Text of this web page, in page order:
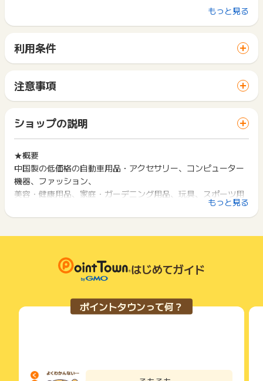
・却下条件：キャンセル・返金・虚偽、いたずら、未入金は対
※本広告は以下に関する調査依頼を一切お受けできません。
のうえご利用ください。
・獲得予定ポイントに反映されない
・非承認理由
※ポイントに関するお問い合わせは、
ポイントタウンのサポート
までお問い合わせください。ポイントについて、広告主に直接
ざいます。
もっと見る
利用条件
サイトに移動してからお申し込みやお買い物が完了するまでの
間に、同じブラウザ（※）で他のサイトに移動した場合はポイン
ト獲得ができません。
「 ショッピングでポイントGET 」ボタンを押した時とサービ
ス・お買い物利用時で、デバイス・ブラウザが異なる場合はポ
イント獲得ができません。
2回以上同じお買い物・サービスをご利用される場合は、毎回
ポイントタウンに戻り、「 ショッピングでポイントGET 」ボ
タンを押してからご利用ください。
下記の事項に該当する場合、広告主側で対象外とみなし、「獲
い物を複数回ご利用された場合
て一度でも同サービス・お買い物を利用されたことがある場合
ご利用前には、Cookieの削除をおこなっていただくことを推奨
サービス・お買い物利用時にお電話など2つ以上の申し込み方
法がある場合、必ずサイト上のWEBフォームからお申し込みく
了などのメールは、ポイント獲得するまで必ず保管してくださ
注意事項
一部のサービスにつきましては、1商品につき10円単位の金額
は切り捨てとなります。
ポイント獲得が1ポイント未満のものは切り捨てとなり、ポイ
ント履歴には記載されません。
原則として広告主側のポイント等を利用して支払われた金額分
につきましては、ポイントタウンのポイント獲得の対象には含
まれません。
広告主が運営しているサービスの都合もしくは会員様の都合で
商品の交換や一部でもキャンセルされた場合、ポイントが無効
になる可能性もございます。
条件を達成しているかどうかは各広告主ではなく、代理店が行
っているため、広告主はポイントに関する詳細を把握しており
そのため、ポイントタウンのポイントに関するお問い合わせを
広告主様に直接行わないようお願いいたします。
ショップの説明
★概要
中国製の低価格の自動車用品・アクセサリー、コンピューター
機器、ファッション、
美容・健康用品、家庭・ガーデニング用品、玩具、スポーツ用
オンラインショッピングサイト
特別セールやお得な割引券なども行っております！
日本語サイト対応
各店舗による返品ポリシー
多様支払い方法対応（mastercard/visa）
※配送期間---中国現地からの配送のため2週間〜1か月ほど
もっと見る
はじめてガイド
ポイントタウンって何？